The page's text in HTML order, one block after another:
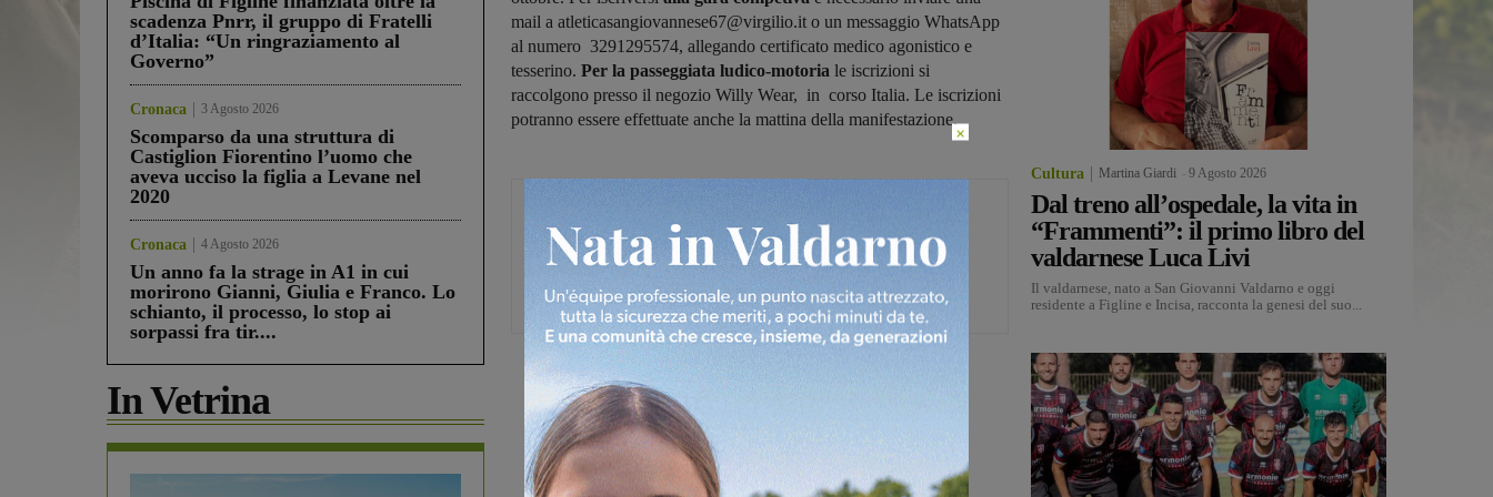
scadenza Pnrr, il gruppo di Fratelli
d’Italia: “Un ringraziamento al
Governo”
Cronaca 3 Agosto 2026
Scomparso da una struttura di
Castiglion Fiorentino l’uomo che
aveva ucciso la figlia a Levane nel
2020
Cronaca 4 Agosto 2026
Un anno fa la strage in A1 in cui
morirono Gianni, Giulia e Franco. Lo
schianto, il processo, lo stop ai
sorpassi fra tir....
In Vetrina
mail a atleticasangiovannese67@virgilio.it o un messaggio WhatsApp
al numero 3291295574, allegando certificato medico agonistico e
tesserino. Per la passeggiata ludico-motoria le iscrizioni si
raccolgono presso il negozio Willy Wear, in corso Italia. Le iscrizioni
potranno essere effettuate anche la mattina della manifestazione.
Michele Bossini
Share
Cultura Martina Giardi 9 Agosto 2026
Dal treno all’ospedale, la vita in
“Frammenti”: il primo libro del
valdarnese Luca Livi
Il valdarnese, nato a San Giovanni Valdarno e oggi
residente a Figline e Incisa, racconta la genesi del suo...
×